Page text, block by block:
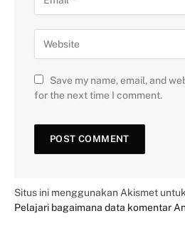
Save my name, email, and
for the next time I comment.
Situs ini menggunakan Akismet
Pelajari bagaimana data komentar